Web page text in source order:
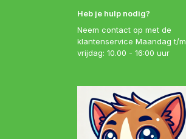
Heb je hulp nodig?
Neem contact op met de
klantenservice Maandag t/m
vrijdag: 10.00 - 16:00 uur